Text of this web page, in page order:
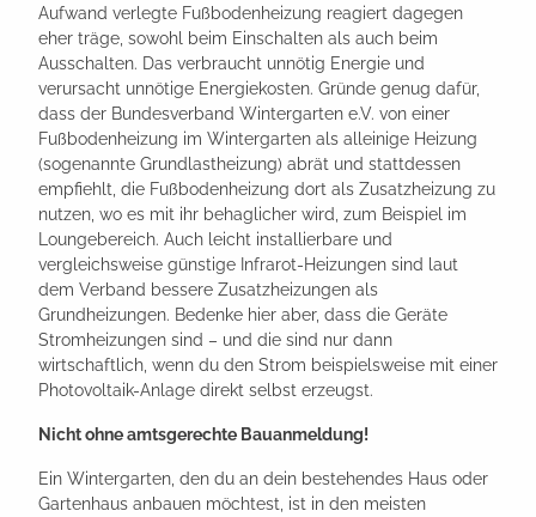
Aufwand verlegte Fußbodenheizung reagiert dagegen
eher träge, sowohl beim Einschalten als auch beim
Ausschalten. Das verbraucht unnötig Energie und
verursacht unnötige Energiekosten. Gründe genug dafür,
dass der Bundesverband Wintergarten e.V. von einer
Fußbodenheizung im Wintergarten als alleinige Heizung
(sogenannte Grundlastheizung) abrät und stattdessen
empfiehlt, die Fußbodenheizung dort als Zusatzheizung zu
nutzen, wo es mit ihr behaglicher wird, zum Beispiel im
Loungebereich. Auch leicht installierbare und
vergleichsweise günstige Infrarot-Heizungen sind laut
dem Verband bessere Zusatzheizungen als
Grundheizungen. Bedenke hier aber, dass die Geräte
Stromheizungen sind – und die sind nur dann
wirtschaftlich, wenn du den Strom beispielsweise mit einer
Photovoltaik-Anlage direkt selbst erzeugst.
Nicht ohne amtsgerechte Bauanmeldung!
Ein Wintergarten, den du an dein bestehendes Haus oder
Gartenhaus anbauen möchtest, ist in den meisten